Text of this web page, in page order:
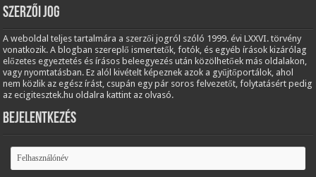
Szerzői jog
A weboldal teljes tartalmára a szerzői jogról szóló 1999. évi LXXVI. törvény
vonatkozik. A blogban szereplő ismertetők, fotók, és egyéb írások kizárólag
előzetes egyeztetés és írásos beleegyezés után közölhetőek más oldalakon,
vagy nyomtatásban. Ez alól kivételt képeznek azok a gyűjtőportálok, ahol
nem közlik az egész írást, csupán egy pár soros felvezetőt, folytatásért pedig
az ecigitesztek.hu oldalra kattint az olvasó.
Bejelentkezés